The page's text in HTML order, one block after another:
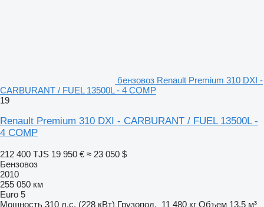
бензовоз Renault Premium 310 DXI -
CARBURANT / FUEL 13500L - 4 COMP
19
Renault Premium 310 DXI - CARBURANT / FUEL 13500L -
4 COMP
212 400 TJS 19 950 € ≈ 23 050 $
Бензовоз
2010
255 050 км
Euro 5
Мощность 310 л.с. (228 кВт) Грузопод. 11 480 кг Объем 13,5 м³